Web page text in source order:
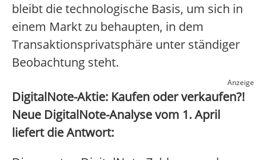
bleibt die technologische Basis, um sich in
einem Markt zu behaupten, in dem
Transaktionsprivatsphäre unter ständiger
Beobachtung steht.
Anzeige
DigitalNote-Aktie: Kaufen oder verkaufen?!
Neue DigitalNote-Analyse vom 1. April
liefert die Antwort: